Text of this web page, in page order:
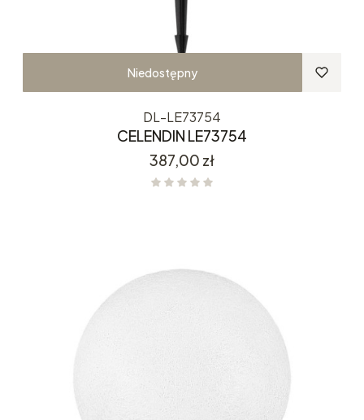
Niedostępny
DL-LE73754
CELENDIN LE73754
Cena
387,00 zł